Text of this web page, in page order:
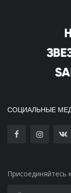
СОЦИАЛЬНЫЕ
Присоединяйтесь